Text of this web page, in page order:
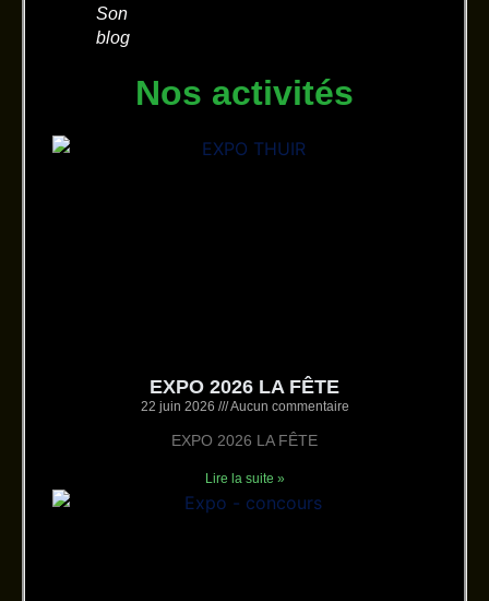
Son
blog
Nos activités
EXPO 2026 LA FÊTE
22 juin 2026 Aucun commentaire
EXPO 2026 LA FÊTE
Lire la suite »